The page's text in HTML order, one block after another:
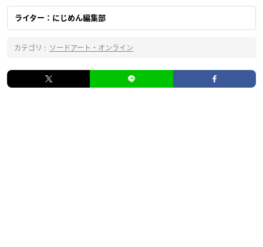
ライター：にじめん編集部
カテゴリ : ソードアート・オンライン